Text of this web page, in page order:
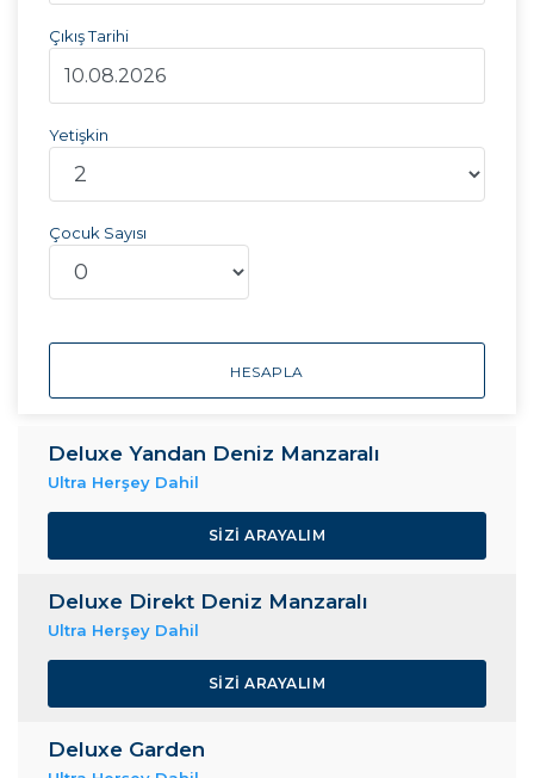
Çıkış Tarihi
Yetişkin
Çocuk Sayısı
HESAPLA
Deluxe Yandan Deniz Manzaralı
Ultra Herşey Dahil
SIZI ARAYALIM
Deluxe Direkt Deniz Manzaralı
Ultra Herşey Dahil
SIZI ARAYALIM
Deluxe Garden